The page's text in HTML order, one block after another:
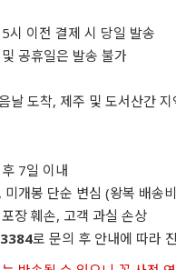
시 이전 결제 시 당일 발송
공휴일은 발송 불가
날 도착, 제주 및 도서산간
7일 이내
미개봉 단순 변심 (왕복 배송
장 훼손, 고객 과실 손상
로 문의 후 안내에 따라